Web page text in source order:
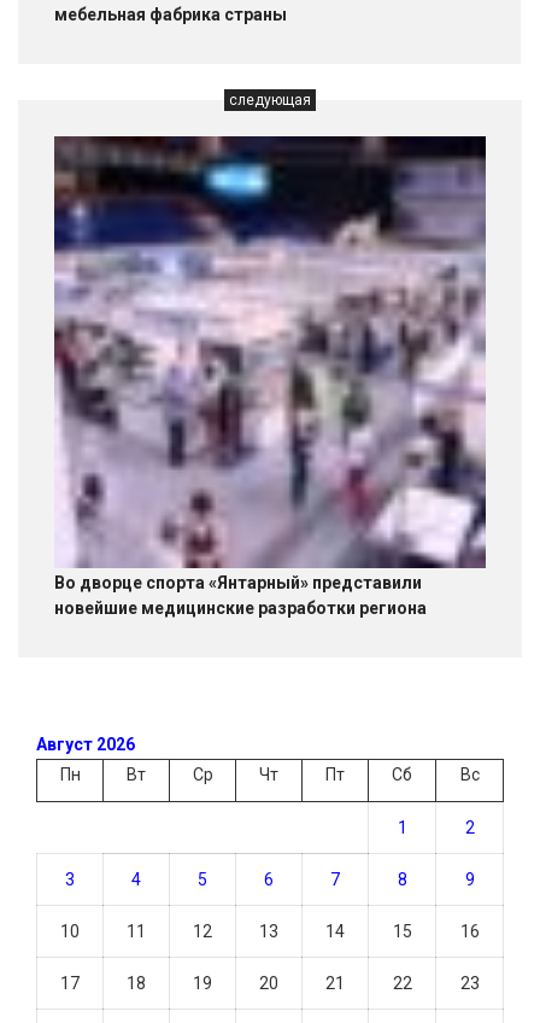
мебельная фабрика страны
следующая
Во дворце спорта «Янтарный» представили
новейшие медицинские разработки региона
Август 2026
Пн
Вт Ср Чт Пт Сб Вс
1 2
3 4 5 6 7 8 9
10 11 12 13 14 15 16
17 18 19 20 21 22 23